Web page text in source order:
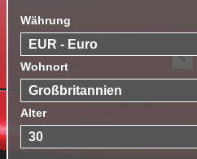
Währung
Wohnort
Alter